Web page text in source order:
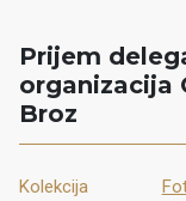
Prijem
organizacija
Broz
Kolekcija